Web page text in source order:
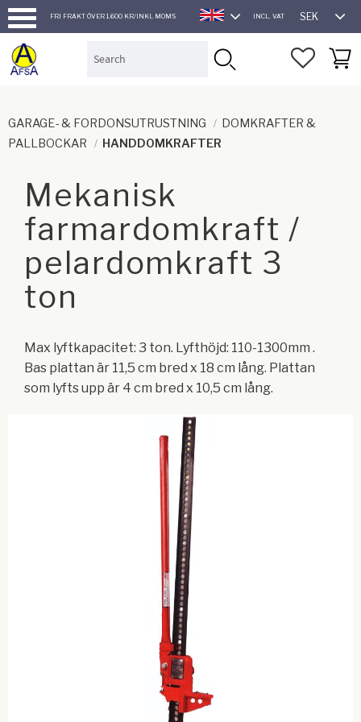
Menu
FRI FRAKT ÖVER 1.600 KR/INKL MOMS
ENGLISH
INCL. VAT SEK
GARAGE- & FORDONSUTRUSTNING
DOMKRAFTER &
PALLBOCKAR
HANDDOMKRAFTER
Mekanisk
farmardomkraft /
pelardomkraft 3
ton
Max lyftkapacitet: 3 ton. Lyfthöjd: 110-1300mm .
Bas plattan är 11,5 cm bred x 18 cm lång. Plattan
som lyfts upp är 4 cm bred x 10,5 cm lång.